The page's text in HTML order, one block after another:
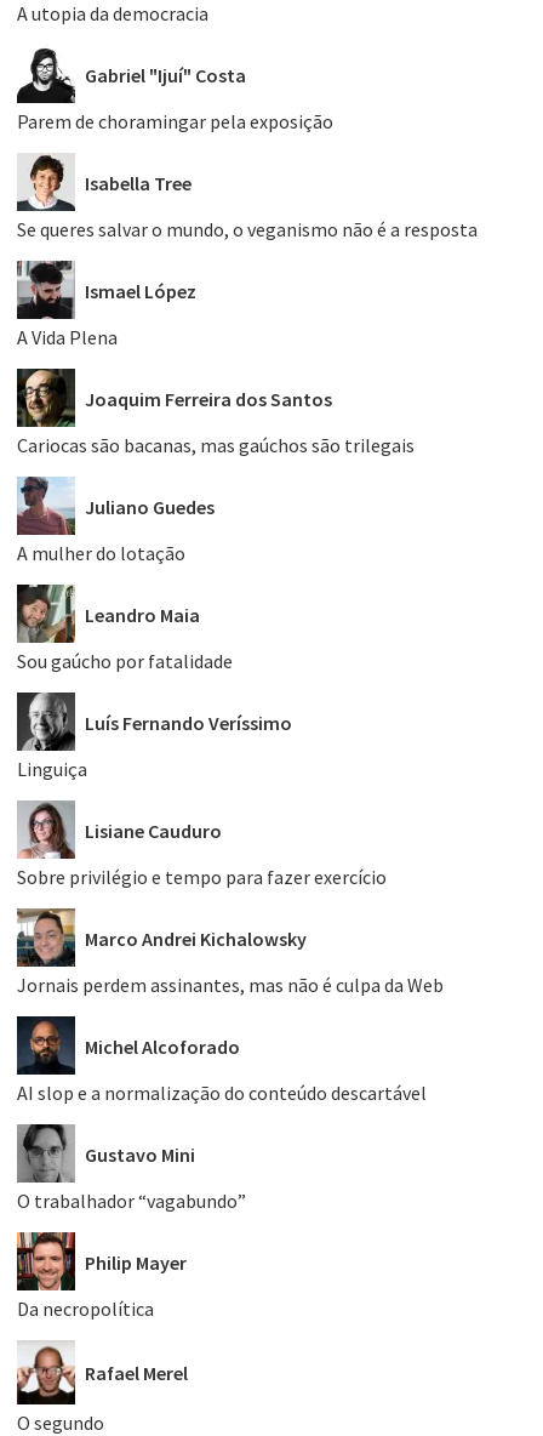
A utopia da democracia
Gabriel "Ijuí" Costa
Parem de choramingar pela exposição
Isabella Tree
Se queres salvar o mundo, o veganismo não é a resposta
Ismael López
A Vida Plena
Joaquim Ferreira dos Santos
Cariocas são bacanas, mas gaúchos são trilegais
Juliano Guedes
A mulher do lotação
Leandro Maia
Sou gaúcho por fatalidade
Luís Fernando Veríssimo
Linguiça
Lisiane Cauduro
Sobre privilégio e tempo para fazer exercício
Marco Andrei Kichalowsky
Jornais perdem assinantes, mas não é culpa da Web
Michel Alcoforado
AI slop e a normalização do conteúdo descartável
Gustavo Mini
O trabalhador “vagabundo”
Philip Mayer
Da necropolítica
Rafael Merel
O segundo